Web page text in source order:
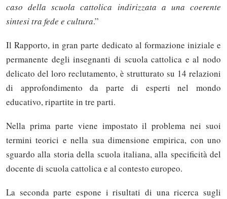
caso della scuola cattolica indirizzata a una coerente
sintesi tra fede e cultura.”
Il Rapporto, in gran parte dedicato al formazione iniziale e
permanente degli insegnanti di scuola cattolica e al nodo
delicato del loro reclutamento, è strutturato su 14 relazioni
di approfondimento da parte di esperti nel mondo
educativo, ripartite in tre parti.
Nella prima parte viene impostato il problema nei suoi
termini teorici e nella sua dimensione empirica, con uno
sguardo alla storia della scuola italiana, alla specificità del
docente di scuola cattolica e al contesto europeo.
La seconda parte espone i risultati di una ricerca sugli